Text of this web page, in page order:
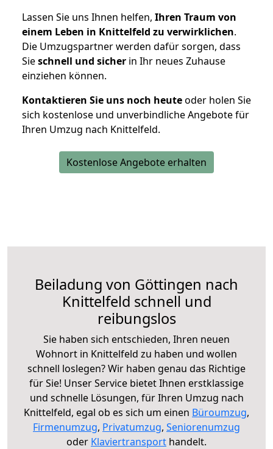
Lassen Sie uns Ihnen helfen, Ihren Traum von
einem Leben in Knittelfeld zu verwirklichen.
Die Umzugspartner werden dafür sorgen, dass
Sieschnell und sicher in Ihr neues Zuhause
einziehen können.
Kontaktieren Sie uns noch heuteoder holen Sie
sich kostenlose und unverbindliche Angebote für
Ihren Umzug nach Knittelfeld.
Kostenlose Angebote erhalten
Beiladung von Göttingen nach
Knittelfeld schnell und
reibungslos
Sie haben sich entschieden, Ihren neuen
Wohnort in Knittelfeld zu haben und wollen
schnell loslegen? Wir haben genau das Richtige
für Sie! Unser Service bietet Ihnen erstklassige
und schnelle Lösungen, für Ihren Umzug nach
Knittelfeld, egal ob es sich um einen Büroumzug,
Firmenumzug, Privatumzug, Seniorenumzug
oder Klaviertransport handelt.